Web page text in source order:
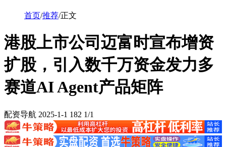
首页/推荐/正文
港股上市公司迈富时宣布增资
扩股，引入数千万资金发力多
赛道AI Agent产品矩阵
配资导航 2025-1-1 182 1/1